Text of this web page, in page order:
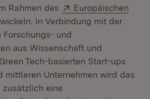
Rahmen des
Extern:
Europäischen
in neuem Fenster)
In Verbindung mit der
und
aus Wissenschaft und
Tech-basierten Start-ups
mittleren Unternehmen wird das
zusätzlich eine